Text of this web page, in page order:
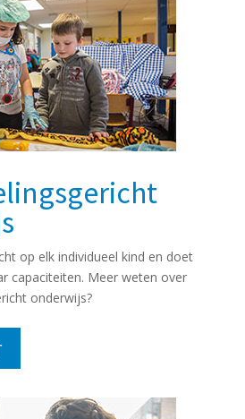
op elk individueel kind en doet
capaciteiten. Meer weten over
onderwijs?